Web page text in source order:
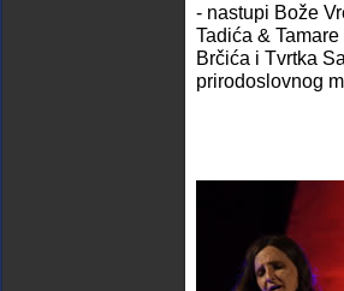
- nastupi Bože
Tadića &
Brčića i Tvrtka
prirodoslovnog